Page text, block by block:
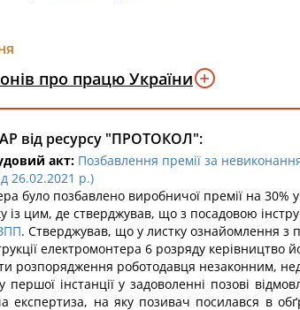
про працю України
від ресурсу "ПРОТОКОЛ":
акт: Позбавлення премії за
26.02.2021 р.)
було позбавлено виробничої премії на
із цим, де стверджував, що з посадовою
. Стверджував, що у листку ознайомлення з
електромонтера 6 розряду
розпорядження роботодавця незаконним,
першої інстанції у задоволенні позові
експертиза, на яку позивач посилався в